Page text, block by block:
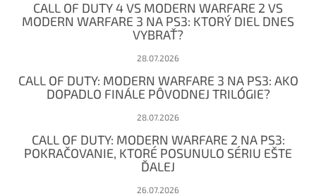
CALL OF DUTY 4 VS MODERN WARFARE 2 VS
MODERN WARFARE 3 NA PS3: KTORÝ DIEL DNES
VYBRAŤ?
28.07.2026
CALL OF DUTY: MODERN WARFARE 3 NA PS3: AKO
DOPADLO FINÁLE PÔVODNEJ TRILÓGIE?
28.07.2026
CALL OF DUTY: MODERN WARFARE 2 NA PS3:
POKRAČOVANIE, KTORÉ POSUNULO SÉRIU EŠTE
ĎALEJ
26.07.2026